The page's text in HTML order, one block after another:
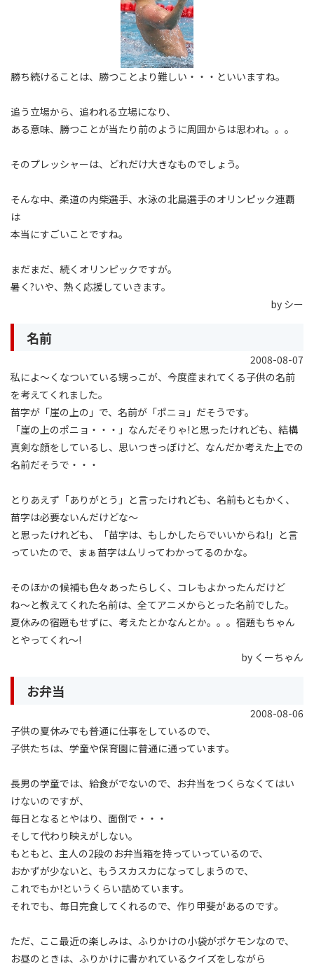
勝ち続けることは、勝つことより難しい・・・といいますね。
追う立場から、追われる立場になり、
ある意味、勝つことが当たり前のように周囲からは思われ。。。
そのプレッシャーは、どれだけ大きなものでしょう。
そんな中、柔道の内柴選手、水泳の北島選手のオリンピック連覇
は
本当にすごいことですね。
まだまだ、続くオリンピックですが。
暑く?いや、熱く応援していきます。
by シー
名前
2008-08-07
私によ〜くなついている甥っこが、今度産まれてくる子供の名前
を考えてくれました。
苗字が「崖の上の」で、名前が「ポニョ」だそうです。
「崖の上のポニョ・・・」なんだそりゃ!と思ったけれども、結構
真剣な顔をしているし、思いつきっぽけど、なんだか考えた上での
名前だそうで・・・
とりあえず「ありがとう」と言ったけれども、名前もともかく、
苗字は必要ないんだけどな〜
と思ったけれども、「苗字は、もしかしたらでいいからね!」と言
っていたので、まぁ苗字はムリってわかってるのかな。
そのほかの候補も色々あったらしく、コレもよかったんだけど
ね〜と教えてくれた名前は、全てアニメからとった名前でした。
夏休みの宿題もせずに、考えたとかなんとか。。。宿題もちゃん
とやってくれ〜!
by くーちゃん
お弁当
2008-08-06
子供の夏休みでも普通に仕事をしているので、
子供たちは、学童や保育園に普通に通っています。
長男の学童では、給食がでないので、お弁当をつくらなくてはい
けないのですが、
毎日となるとやはり、面倒で・・・
そして代わり映えがしない。
もともと、主人の2段のお弁当箱を持っていっているので、
おかずが少ないと、もうスカスカになってしまうので、
これでもか!というくらい詰めています。
それでも、毎日完食してくれるので、作り甲斐があるのです。
ただ、ここ最近の楽しみは、ふりかけの小袋がポケモンなので、
お昼のときは、ふりかけに書かれているクイズをしながら